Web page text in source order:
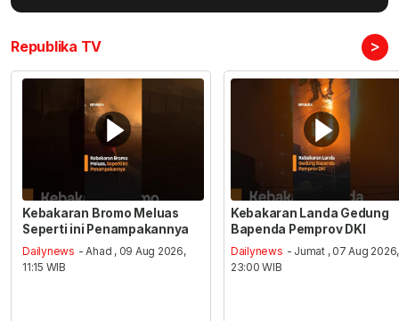
Republika TV >
Kebakaran Bromo Meluas
Seperti ini Penampakannya
Dailynews - Ahad , 09 Aug 2026,
11:15 WIB
Kebakaran Landa Gedung
Bapenda Pemprov DKI
Dailynews - Jumat , 07 Aug 2026,
23:00 WIB